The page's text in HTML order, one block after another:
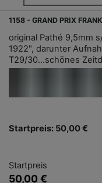
1158 - GRAND PRIX
original Pathé 9,5mm
1922", darunter
T29/30…schönes
Startpreis: 50,00 €
Startpreis
50,00 €